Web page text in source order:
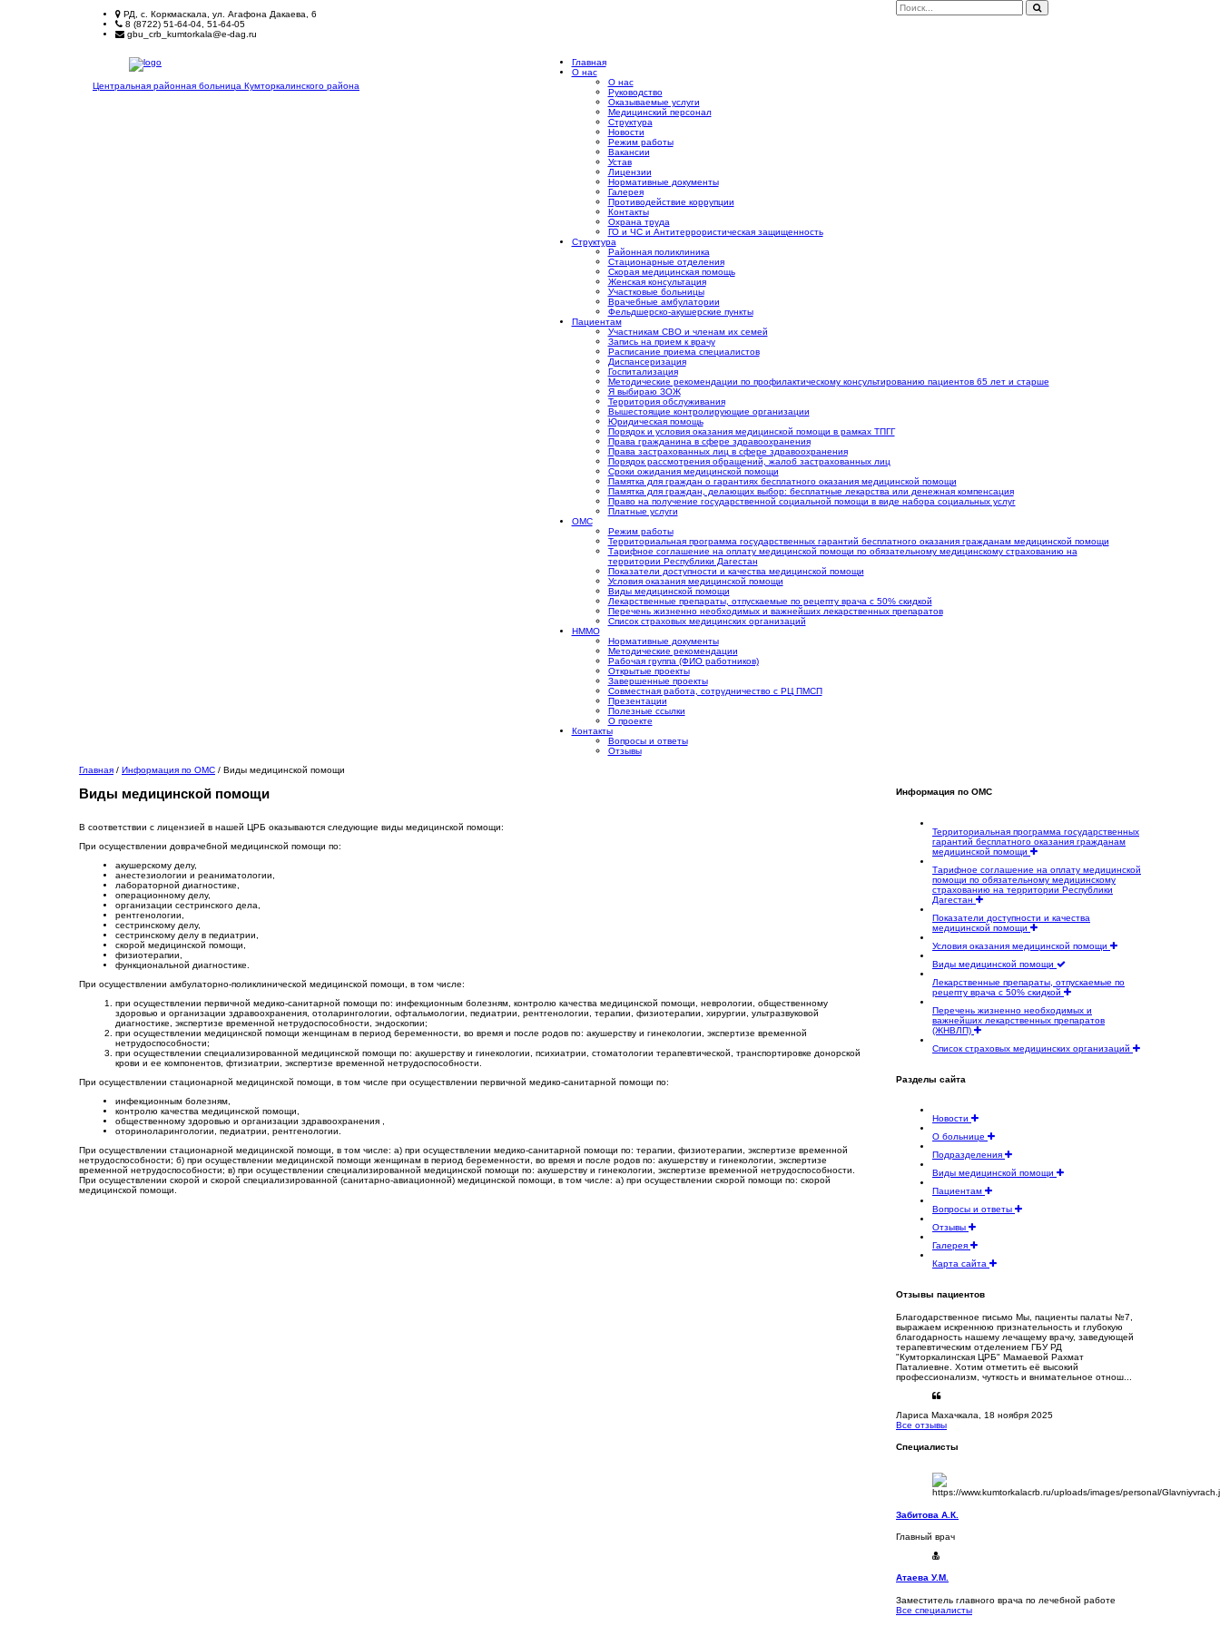
РД, с. Коркмаскала, ул. Агафона Дакаева, 6
8 (8722) 51-64-04, 51-64-05
gbu_crb_kumtorkala@e-dag.ru
Центральная районная больница Кумторкалинского района
Главная
О нас
О нас
Руководство
Оказываемые услуги
Медицинский персонал
Структура
Новости
Режим работы
Вакансии
Устав
Лицензии
Нормативные документы
Галерея
Противодействие коррупции
Контакты
Охрана труда
ГО и ЧС и Антитеррористическая защищенность
Структура
Районная поликлиника
Стационарные отделения
Скорая медицинская помощь
Женская консультация
Участковые больницы
Врачебные амбулатории
Фельдшерско-акушерские пункты
Пациентам
Участникам СВО и членам их семей
Запись на прием к врачу
Расписание приема специалистов
Диспансеризация
Госпитализация
Методические рекомендации по профилактическому консультированию пациентов 65 лет и старше
Я выбираю ЗОЖ
Территория обслуживания
Вышестоящие контролирующие организации
Юридическая помощь
Порядок и условия оказания медицинской помощи в рамках ТПГГ
Права гражданина в сфере здравоохранения
Права застрахованных лиц в сфере здравоохранения
Порядок рассмотрения обращений, жалоб застрахованных лиц
Сроки ожидания медицинской помощи
Памятка для граждан о гарантиях бесплатного оказания медицинской помощи
Памятка для граждан, делающих выбор: бесплатные лекарства или денежная компенсация
Право на получение государственной социальной помощи в виде набора социальных услуг
Платные услуги
ОМС
Режим работы
Территориальная программа государственных гарантий бесплатного оказания гражданам медицинской помощи
Тарифное соглашение на оплату медицинской помощи по обязательному медицинскому страхованию на
территории Республики Дагестан
Показатели доступности и качества медицинской помощи
Условия оказания медицинской помощи
Виды медицинской помощи
Лекарственные препараты, отпускаемые по рецепту врача с 50% скидкой
Перечень жизненно необходимых и важнейших лекарственных препаратов
Список страховых медицинских организаций
НММО
Нормативные документы
Методические рекомендации
Рабочая группа (ФИО работников)
Открытые проекты
Завершенные проекты
Совместная работа, сотрудничество с РЦ ПМСП
Презентации
Полезные ссылки
О проекте
Контакты
Вопросы и ответы
Отзывы
Главная / Информация по ОМС / Виды медицинской помощи
Виды медицинской помощи
В соответствии с лицензией в нашей ЦРБ оказываются следующие виды медицинской помощи:
При осуществлении доврачебной медицинской помощи по:
акушерскому делу,
анестезиологии и реаниматологии,
лабораторной диагностике,
операционному делу,
организации сестринского дела,
рентгенологии,
сестринскому делу,
сестринскому делу в педиатрии,
скорой медицинской помощи,
физиотерапии,
функциональной диагностике.
При осуществлении амбулаторно-поликлинической медицинской помощи, в том числе:
при осуществлении первичной медико-санитарной помощи по: инфекционным болезням, контролю качества медицинской помощи, неврологии, общественному
здоровью и организации здравоохранения, отоларингологии, офтальмологии, педиатрии, рентгенологии, терапии, физиотерапии, хирургии, ультразвуковой
диагностике, экспертизе временной нетрудоспособности, эндоскопии;
при осуществлении медицинской помощи женщинам в период беременности, во время и после родов по: акушерству и гинекологии, экспертизе временной
нетрудоспособности;
при осуществлении специализированной медицинской помощи по: акушерству и гинекологии, психиатрии, стоматологии терапевтической, транспортировке донорской
крови и ее компонентов, фтизиатрии, экспертизе временной нетрудоспособности.
При осуществлении стационарной медицинской помощи, в том числе при осуществлении первичной медико-санитарной помощи по:
инфекционным болезням,
контролю качества медицинской помощи,
общественному здоровью и организации здравоохранения ,
оториноларингологии, педиатрии, рентгенологии.
При осуществлении стационарной медицинской помощи, в том числе: а) при осуществлении медико-санитарной помощи по: терапии, физиотерапии, экспертизе временной
нетрудоспособности; б) при осуществлении медицинской помощи женщинам в период беременности, во время и после родов по: акушерству и гинекологии, экспертизе
временной нетрудоспособности; в) при осуществлении специализированной медицинской помощи по: акушерству и гинекологии, экспертизе временной нетрудоспособности.
При осуществлении скорой и скорой специализированной (санитарно-авиационной) медицинской помощи, в том числе: а) при осуществлении скорой помощи по: скорой
медицинской помощи.
Информация по ОМС
Территориальная программа государственных
гарантий бесплатного оказания гражданам
медицинской помощи
Тарифное соглашение на оплату медицинской
помощи по обязательному медицинскому
страхованию на территории Республики
Дагестан
Показатели доступности и качества
медицинской помощи
Условия оказания медицинской помощи
Виды медицинской помощи
Лекарственные препараты, отпускаемые по
рецепту врача с 50% скидкой
Перечень жизненно необходимых и
важнейших лекарственных препаратов
(ЖНВЛП)
Список страховых медицинских организаций
Разделы сайта
Новости
О больнице
Подразделения
Виды медицинской помощи
Пациентам
Вопросы и ответы
Отзывы
Галерея
Карта сайта
Отзывы пациентов
Благодарственное письмо Мы, пациенты палаты №7,
выражаем искреннюю признательность и глубокую
благодарность нашему лечащему врачу, заведующей
терапевтическим отделением ГБУ РД
"Кумторкалинская ЦРБ" Мамаевой Рахмат
Паталиевне. Хотим отметить её высокий
профессионализм, чуткость и внимательное отнош...
Лариса Махачкала, 18 ноября 2025
Все отзывы
Специалисты
Забитова А.К.
Главный врач
Атаева У.М.
Заместитель главного врача по лечебной работе
Все специалисты